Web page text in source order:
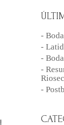
-
-
-
-
-